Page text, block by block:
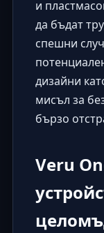
и
да бъдат
спешни
дизайни
мисъл за
бързо
Veru